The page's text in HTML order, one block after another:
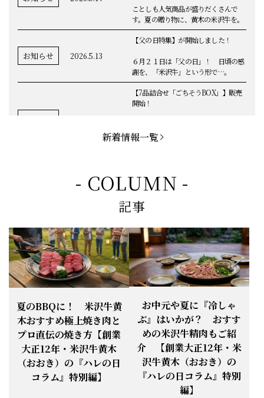
ことしも人気商品が盛りだくさんで
す。夏の贈り物に、黄木の米沢牛を。
お知らせ 2026.5.13
【父の日特集】が開始しました！
６月２１日は「父の日」！ 日頃の感
謝を、「米沢牛」という形で…。
【7品詰合せ「ごちそうBOX」】販売
開始！
ンチカツ」など、黄木の自慢が詰まっ
てます。
【BBQ(バーベキュー)特集】これから
の時期にぴったりなBBQにオススメな
米沢牛の商品をご紹介いたします。今
回限定のBBQセットや、定番部位のお
すすめ商品もございます！
お知らせ 2026.4.13
【母の日】5月10日の母の日に、
「『ありがとう』の気持ち」をお贈り
できます。
お知らせ 2026.1.25
【ご注意】1月27日（火）は終日、お
電話・FAXが繋がりません（8:30〜
18:00）
お知らせ 2026.1.20
【恵方巻】今年の2月3日は、『米沢牛
恵方巻』を！
お知らせ 2026.1.15
【新商品】『米沢牛だし茶漬け』発売
新着情報一覧
- COLUMN -
記事
夏のBBQに！ 米沢牛黄
木おすすめ極上焼き肉と
プロ直伝の焼き方【創業
大正12年・米沢牛黄木
（おおき）の『ハレの日
コラム』特別編】
お中元や夏に『冷しゃ
ぶ』はいかが？ おすす
めの米沢牛精肉もご紹
介 【創業大正12年・米
沢牛黄木（おおき）の
『ハレの日コラム』特別
編】